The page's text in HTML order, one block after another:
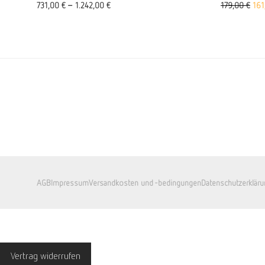
731,00 € – 1.242,00 € 179,00€
AGBImpressumVersandkosten und -bedingungen
Vertrag widerrufen